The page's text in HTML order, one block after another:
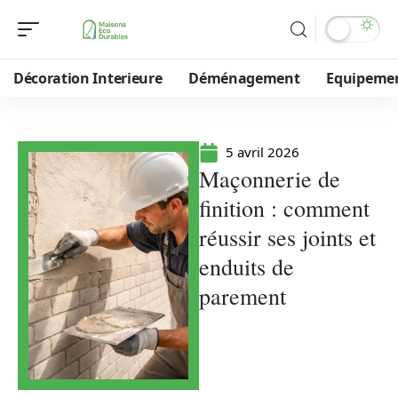
Décoration Interieure Déménagement
5 avril 2026
Maçonnerie de
finition : comment
réussir ses joints et
enduits de
parement